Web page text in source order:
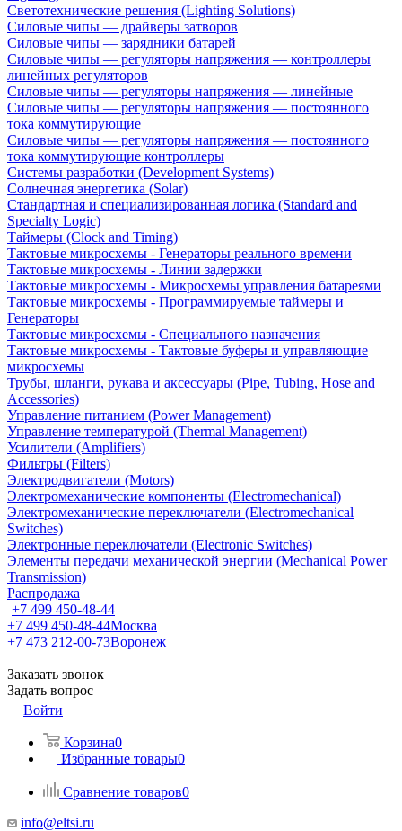
Светотехнические решения (Lighting Solutions)
Силовые чипы — драйверы затворов
Силовые чипы — зарядники батарей
Силовые чипы — регуляторы напряжения — контроллеры
линейных регуляторов
Силовые чипы — регуляторы напряжения — линейные
Силовые чипы — регуляторы напряжения — постоянного
тока коммутирующие
Силовые чипы — регуляторы напряжения — постоянного
тока коммутирующие контроллеры
Системы разработки (Development Systems)
Солнечная энергетика (Solar)
Стандартная и специализированная логика (Standard and
Specialty Logic)
Таймеры (Clock and Timing)
Тактовые микросхемы - Генераторы реального времени
Тактовые микросхемы - Линии задержки
Тактовые микросхемы - Микросхемы управления батареями
Тактовые микросхемы - Программируемые таймеры и
Генераторы
Тактовые микросхемы - Специального назначения
Тактовые микросхемы - Тактовые буферы и управляющие
микросхемы
Трубы, шланги, рукава и аксессуары (Pipe, Tubing, Hose and
Accessories)
Управление питанием (Power Management)
Управление температурой (Thermal Management)
Усилители (Amplifiers)
Фильтры (Filters)
Электродвигатели (Motors)
Электромеханические компоненты (Electromechanical)
Электромеханические переключатели (Electromechanical
Switches)
Электронные переключатели (Electronic Switches)
Элементы передачи механической энергии (Mechanical Power
Transmission)
Распродажа
+7 499 450-48-44
+7 499 450-48-44Москва
+7 473 212-00-73Воронеж
Заказать звонок
Задать вопрос
Войти
Корзина0
Избранные товары0
Сравнение товаров0
info@eltsi.ru